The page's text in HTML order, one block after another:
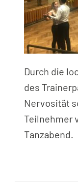
Durch die
des
Nervosität
Teilnehmer
Tanzabend.